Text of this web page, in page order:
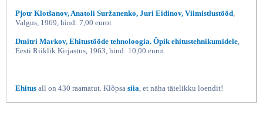
Pjotr Klotšanov, Anatoli Suržanenko, Juri Eidinov, Viimistlustööd
Valgus, 1969, hind: 7,00 eurot
Dmitri Markov, Ehitustööde tehnoloogia. Õpik ehitustehnikumidele
Eesti Riiklik Kirjastus, 1963, hind: 10,00 eurot
Ehitus all on 430 raamatut. Klõpsa siia , et näha täielikku loendit!